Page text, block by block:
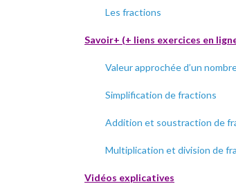
Les fractions
Savoir+ (+ liens exercices en
Valeur approchée d’un
Simplification de fractions
Addition et soustraction de
Multiplication et division de
Vidéos explicatives